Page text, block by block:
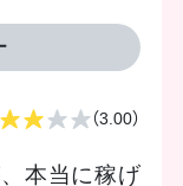
（3.00）
本当に稼げ